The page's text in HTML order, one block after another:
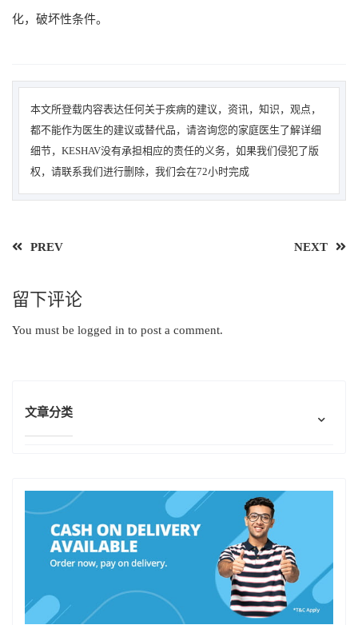
化，破坏性条件。
本文所登载内容表达任何关于疾病的建议，资讯，知识，观点，
都不能作为医生的建议或替代品，请咨询您的家庭医生了解详细
细节，KESHAV没有承担相应的责任的义务，如果我们侵犯了版
权，请联系我们进行删除，我们会在72小时完成
PREV NEXT
留下评论
You must be logged in to post a comment.
文章分类